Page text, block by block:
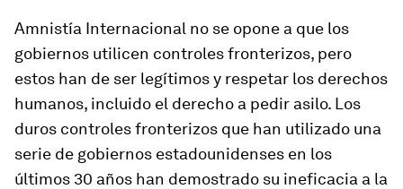
Amnistía Internacional no se opone a que los
gobiernos utilicen controles fronterizos, pero
estos han de ser legítimos y respetar los derechos
humanos, incluido el derecho a pedir asilo. Los
duros controles fronterizos que han utilizado una
serie de gobiernos estadounidenses en los
últimos 30 años han demostrado su ineficacia a la